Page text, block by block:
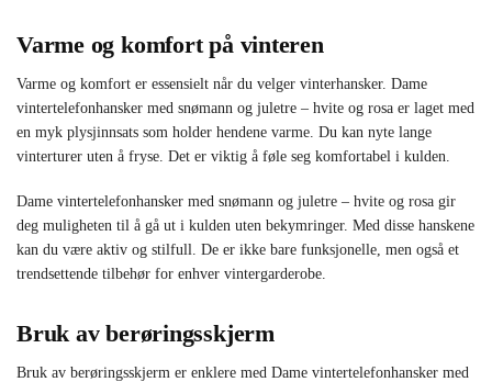
Varme og komfort på vinteren
Varme og komfort er essensielt når du velger vinterhansker. Dame
vintertelefonhansker med snømann og juletre – hvite og rosa er laget med
en myk plysjinnsats som holder hendene varme. Du kan nyte lange
vinterturer uten å fryse. Det er viktig å føle seg komfortabel i kulden.
Dame vintertelefonhansker med snømann og juletre – hvite og rosa gir
deg muligheten til å gå ut i kulden uten bekymringer. Med disse hanskene
kan du være aktiv og stilfull. De er ikke bare funksjonelle, men også et
trendsettende tilbehør for enhver vintergarderobe.
Bruk av berøringsskjerm
Bruk av berøringsskjerm er enklere med Dame vintertelefonhansker med